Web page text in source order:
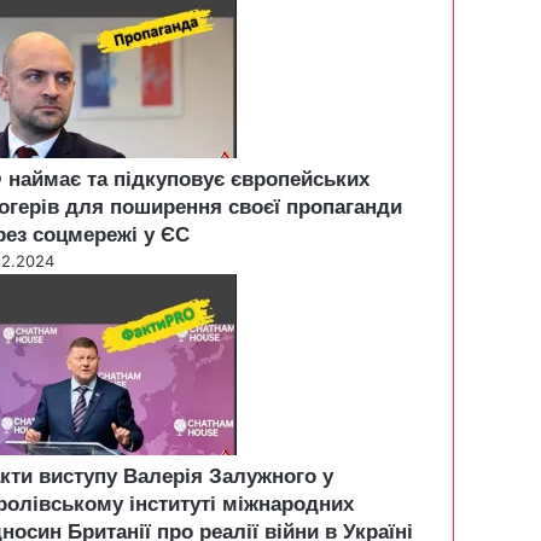
та підкуповує європейських
для поширення своєї пропаганди
соцмережі у ЄС
виступу Валерія Залужного у
інституті міжнародних
Британії про реалії війни в Україні